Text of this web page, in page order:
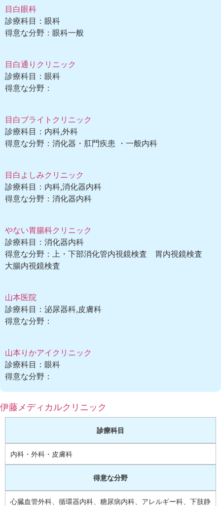
目白眼科
診療科目：眼科
得意な分野：眼科一般
目白通りクリニック
診療科目：眼科
得意な分野：
目白ブライトクリニック
診療科目：内科,外科
得意な分野：消化器・肛門疾患 ・一般内科
目白よしみクリニック
診療科目：内科,消化器内科
得意な分野：消化器内科
やない胃腸科クリニック
診療科目：消化器内科
得意な分野：上・下部消化管内視鏡検査 胃内視鏡検査
大腸内視鏡検査
山本医院
診療科目：泌尿器科,皮膚科
得意な分野：
山本りかアイクリニック
診療科目：眼科
得意な分野：
伊藤メディカルクリニック
診療科目
内科・外科・皮膚科
得意な分野
心臓血管外科、循環器内科、糖尿病内科、アレルギー科、下肢静